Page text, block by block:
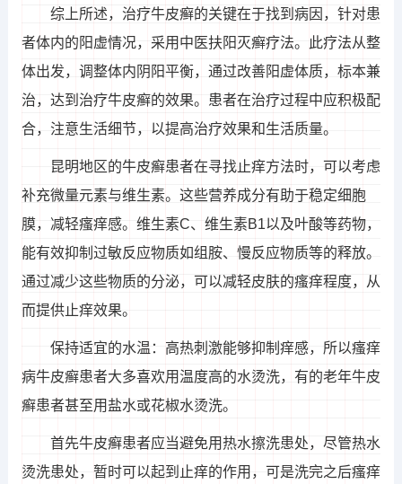
综上所述，治疗牛皮癣的关键在于找到病因，针对患
者体内的阳虚情况，采用中医扶阳灭癣疗法。此疗法从整
体出发，调整体内阴阳平衡，通过改善阳虚体质，标本兼
治，达到治疗牛皮癣的效果。患者在治疗过程中应积极配
合，注意生活细节，以提高治疗效果和生活质量。
昆明地区的牛皮癣患者在寻找止痒方法时，可以考虑
补充微量元素与维生素。这些营养成分有助于稳定细胞
膜，减轻瘙痒感。维生素C、维生素B1以及叶酸等药物，
能有效抑制过敏反应物质如组胺、慢反应物质等的释放。
通过减少这些物质的分泌，可以减轻皮肤的瘙痒程度，从
而提供止痒效果。
保持适宜的水温：高热刺激能够抑制痒感，所以瘙痒
病牛皮癣患者大多喜欢用温度高的水烫洗，有的老年牛皮
癣患者甚至用盐水或花椒水烫洗。
首先牛皮癣患者应当避免用热水擦洗患处，尽管热水
烫洗患处，暂时可以起到止痒的作用，可是洗完之后瘙痒